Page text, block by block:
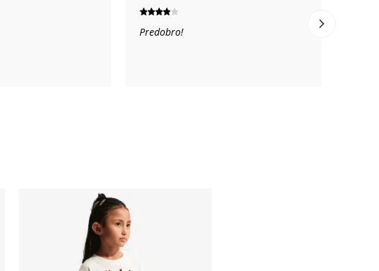
Predobro!